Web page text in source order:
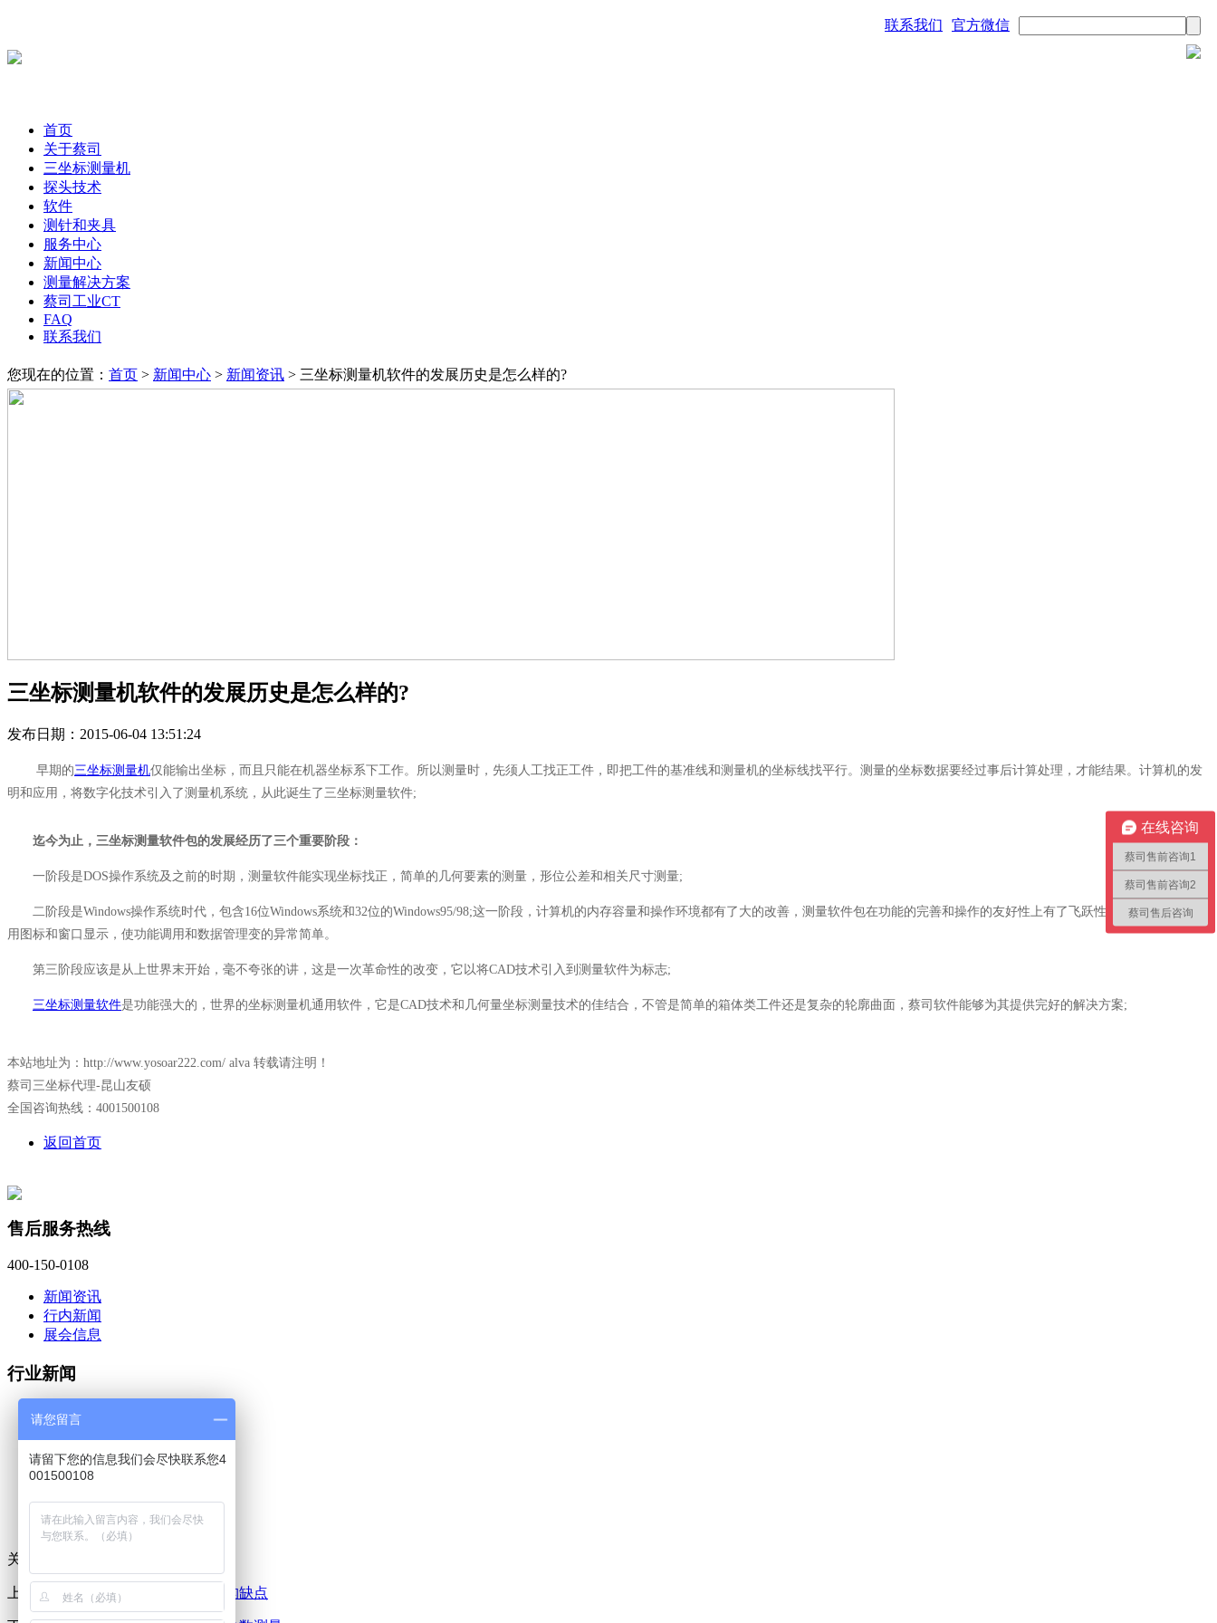
联系我们 官方微信
首页
关于蔡司
三坐标测量机
探头技术
软件
测针和夹具
服务中心
新闻中心
测量解决方案
蔡司工业CT
FAQ
联系我们
您现在的位置： 首页 > 新闻中心 > 新闻资讯 > 三坐标测量机软件的发展历史是怎么样的?
三坐标测量机软件的发展历史是怎么样的?
发布日期：2015-06-04 13:51:24
早期的三坐标测量机仅能输出坐标，而且只能在机器坐标系下工作。所以测量时，先须人工找正工件，即把工件的基准线和测量机的坐标线找平行。测量的坐标数据要经过事后计算处理，才能结果。计算机的发
明和应用，将数字化技术引入了测量机系统，从此诞生了三坐标测量软件;
迄今为止，三坐标测量软件包的发展经历了三个重要阶段：
一阶段是DOS操作系统及之前的时期，测量软件能实现坐标找正，简单的几何要素的测量，形位公差和相关尺寸测量;
二阶段是Windows操作系统时代，包含16位Windows系统和32位的Windows95/98;这一阶段，计算机的内存容量和操作环境都有了大的改善，测量软件包在功能的完善和操作的友好性上有了飞跃性的改变，大量的采
用图标和窗口显示，使功能调用和数据管理变的异常简单。
第三阶段应该是从上世界末开始，毫不夸张的讲，这是一次革命性的改变，它以将CAD技术引入到测量软件为标志;
三坐标测量软件是功能强大的，世界的坐标测量机通用软件，它是CAD技术和几何量坐标测量技术的佳结合，不管是简单的箱体类工件还是复杂的轮廓曲面，蔡司软件能够为其提供完好的解决方案;
本站地址为：http://www.yosoar222.com/ alva 转载请注明！
蔡司三坐标代理-昆山友硕
全国咨询热线：4001500108
返回首页
售后服务热线
400-150-0108
新闻资讯
行内新闻
展会信息
行业新闻
蔡司三坐标 captru...
蔡司工业CT软件Volu...
蔡司三坐标calypso...
上海法登阀门引入蔡司三坐...
蔡司中国工业质量解决方案...
蔡司三坐标ZEISS C...
关键词:
上一条：蔡司三坐标测量机平衡机构缺点
在线咨询
蔡司售前咨询1
蔡司售前咨询2
蔡司售后咨询
请您留言
请留下您的信息我们会尽快联系您4
001500108